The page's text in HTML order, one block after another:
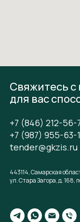
Свяжитесь
для вас
+7 (846) 212-56-
+7 (987) 955-63-
tender@gkzis.ru
443114, Самарская
ул. Стара Загора, д. 168,